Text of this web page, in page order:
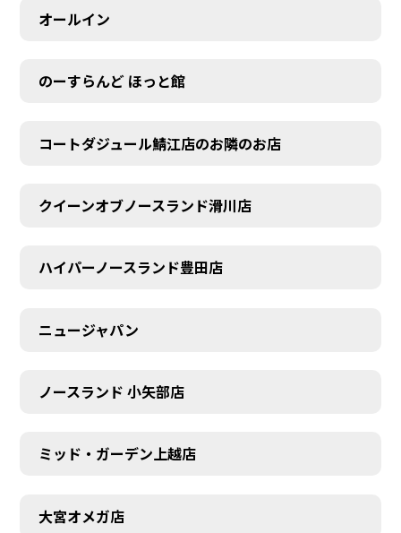
オールイン
のーすらんど ほっと館
コートダジュール鯖江店のお隣のお店
クイーンオブノースランド滑川店
ハイパーノースランド豊田店
ニュージャパン
ノースランド 小矢部店
ミッド・ガーデン上越店
大宮オメガ店